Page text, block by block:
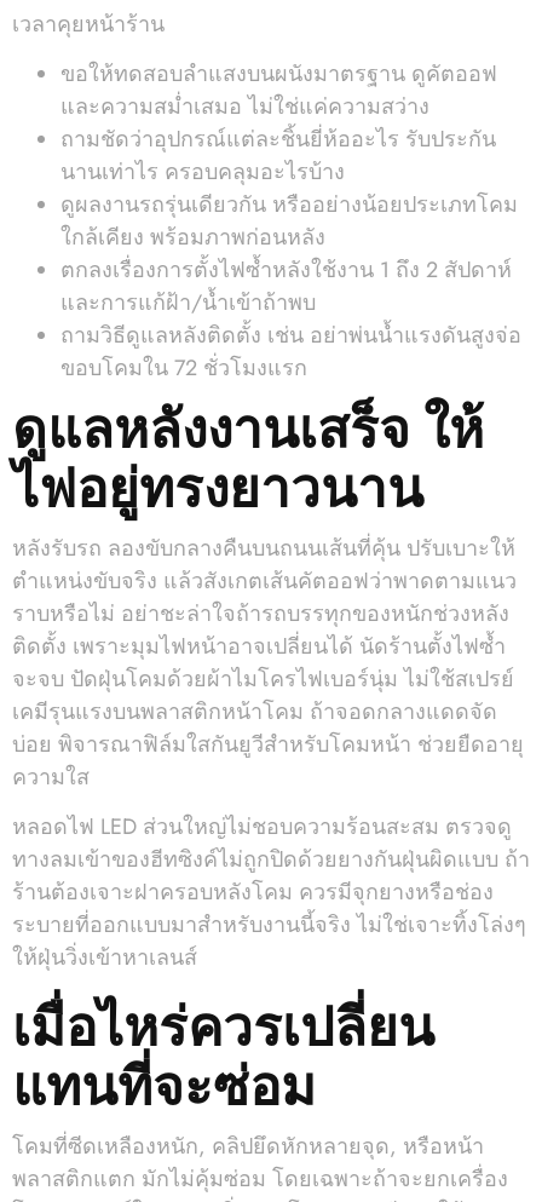
เวลาคุยหน้าร้าน
ขอให้ทดสอบลำแสงบนผนังมาตรฐาน ดูคัตออฟ
และความสม่ำเสมอ ไม่ใช่แค่ความสว่าง
ถามชัดว่าอุปกรณ์แต่ละชิ้นยี่ห้ออะไร รับประกัน
นานเท่าไร ครอบคลุมอะไรบ้าง
ดูผลงานรถรุ่นเดียวกัน หรืออย่างน้อยประเภทโคม
ใกล้เคียง พร้อมภาพก่อนหลัง
ตกลงเรื่องการตั้งไฟซ้ำหลังใช้งาน 1 ถึง 2 สัปดาห์
และการแก้ฝ้า/น้ำเข้าถ้าพบ
ถามวิธีดูแลหลังติดตั้ง เช่น อย่าพ่นน้ำแรงดันสูงจ่อ
ขอบโคมใน 72 ชั่วโมงแรก
ดูแลหลังงานเสร็จ ให้
ไฟอยู่ทรงยาวนาน
หลังรับรถ ลองขับกลางคืนบนถนนเส้นที่คุ้น ปรับเบาะให้
ตำแหน่งขับจริง แล้วสังเกตเส้นคัตออฟว่าพาดตามแนว
ราบหรือไม่ อย่าชะล่าใจถ้ารถบรรทุกของหนักช่วงหลัง
ติดตั้ง เพราะมุมไฟหน้าอาจเปลี่ยนได้ นัดร้านตั้งไฟซ้ำ
จะจบ ปัดฝุ่นโคมด้วยผ้าไมโครไฟเบอร์นุ่ม ไม่ใช้สเปรย์
เคมีรุนแรงบนพลาสติกหน้าโคม ถ้าจอดกลางแดดจัด
บ่อย พิจารณาฟิล์มใสกันยูวีสำหรับโคมหน้า ช่วยยืดอายุ
ความใส
หลอดไฟ LED ส่วนใหญ่ไม่ชอบความร้อนสะสม ตรวจดู
ทางลมเข้าของฮีทซิงค์ไม่ถูกปิดด้วยยางกันฝุ่นผิดแบบ ถ้า
ร้านต้องเจาะฝาครอบหลังโคม ควรมีจุกยางหรือช่อง
ระบายที่ออกแบบมาสำหรับงานนี้จริง ไม่ใช่เจาะทิ้งโล่งๆ
ให้ฝุ่นวิ่งเข้าหาเลนส์
เมื่อไหร่ควรเปลี่ยน
แทนที่จะซ่อม
โคมที่ซีดเหลืองหนัก, คลิปยึดหักหลายจุด, หรือหน้า
พลาสติกแตก มักไม่คุ้มซ่อม โดยเฉพาะถ้าจะยกเครื่อง